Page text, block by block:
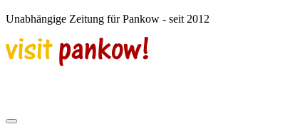
Unabhängige Zeitung für Pankow - seit 2012